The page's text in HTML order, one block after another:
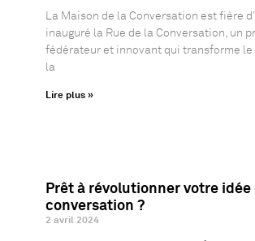
La Maison de la Conversation est fière
inauguré la Rue de la Conversation, un
fédérateur et innovant qui transforme le
la
Lire plus »
Prêt à révolutionner votre idée
conversation ?
2 avril 2024